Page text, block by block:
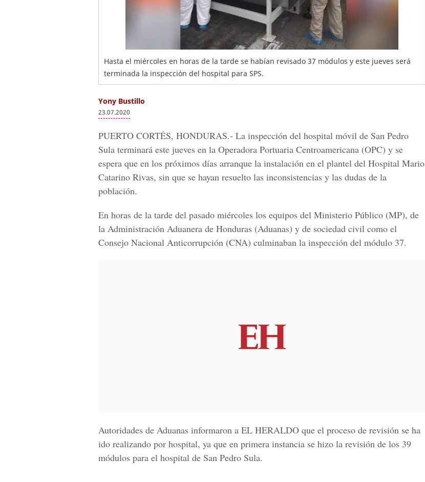
Hasta el miércoles en horas de la tarde se habían revisado 37 módulos y este jueves será
terminada la inspección del hospital para SPS.
Yony Bustillo
23.07.2020
PUERTO CORTÉS, HONDURAS.- La inspección del hospital móvil de San Pedro
Sula terminará este jueves en la Operadora Portuaria Centroamericana (OPC) y se
espera que en los próximos días arranque la instalación en el plantel del Hospital Mario
Catarino Rivas, sin que se hayan resuelto las inconsistencias y las dudas de la
población.
En horas de la tarde del pasado miércoles los equipos del Ministerio Público (MP), de
la Administración Aduanera de Honduras (Aduanas) y de sociedad civil como el
Consejo Nacional Anticorrupción (CNA) culminaban la inspección del módulo 37.
Autoridades de Aduanas informaron a EL HERALDO que el proceso de revisión se ha
ido realizando por hospital, ya que en primera instancia se hizo la revisión de los 39
módulos para el hospital de San Pedro Sula.